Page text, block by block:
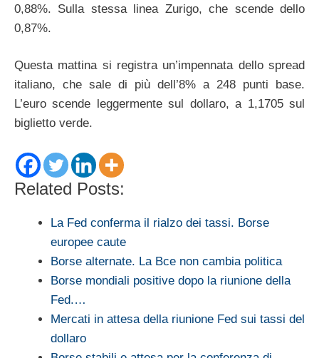
0,88%. Sulla stessa linea Zurigo, che scende dello
0,87%.
Questa mattina si registra un’impennata dello spread
italiano, che sale di più dell’8% a 248 punti base.
L’euro scende leggermente sul dollaro, a 1,1705 sul
biglietto verde.
Related Posts:
La Fed conferma il rialzo dei tassi. Borse
europee caute
Borse alternate. La Bce non cambia politica
Borse mondiali positive dopo la riunione della
Fed.…
Mercati in attesa della riunione Fed sui tassi del
dollaro